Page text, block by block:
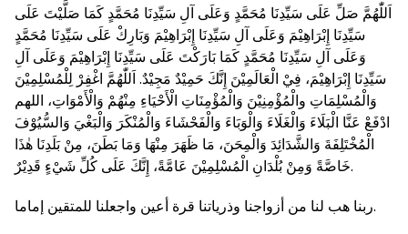
اَللّٰهُمَّ صَلِّ عَلَى سَيِّدِنَا مُحَمَّدٍ وَعَلَى آلِ سَيِّدِنَا مُحَمَّدٍ كَمَا صَلَّيْتَ عَلَى
سَيِّدِنَا إِبْرَاهِيْمَ وَعَلَى آلِ سَيِّدِنَا إِبْرَاهِيْمَ وَبَارِكْ عَلَى سَيِّدِنَا مُحَمَّدٍ
وَعَلَى آلِ سَيِّدِنَا مُحَمَّدٍ كَمَا بَارَكْتَ عَلَى سَيِّدِنَا إِبْرَاهِيْمَ وَعَلَى آلِ
سَيِّدِنَا إِبْرَاهِيْمَ، فِيْ الْعَالَمِيْنَ إِنَّكَ حَمِيْدٌ مَجِيْدٌ. اَللّٰهُمَّ اغْفِرْ لِلْمُسْلِمِيْنَ
وَالْمُسْلِمَاتِ والْمُؤْمِنِيْنَ وَالْمُؤْمِنَاتِ الْأَحْيَاءِ مِنْهُمْ وَالْأَمْوَاتِ، اللهم
ادْفَعْ عَنَّا الْبَلَاءَ وَالْغَلَاءَ وَالْوَبَاءَ وَالْفَحْشَاءَ وَالْمُنْكَرَ وَالْبَغْيَ وَالسُّيُوْفَ
الْمُخْتَلِفَةَ وَالشَّدَائِدَ وَالْمِحَنَ، مَا ظَهَرَ مِنْهَا وَمَا بَطَنَ، مِنْ بَلَدِنَا هٰذَا
خَاصَّةً وَمِنْ بُلْدَانِ الْمُسْلِمِيْنَ عَامَّةً، إِنَّكَ عَلَى كُلِّ شَيْءٍ قَدِيْرٌ.
ربنا هب لنا من أزواجنا وذرياتنا قرة أعين واجعلنا للمتقين إماما.